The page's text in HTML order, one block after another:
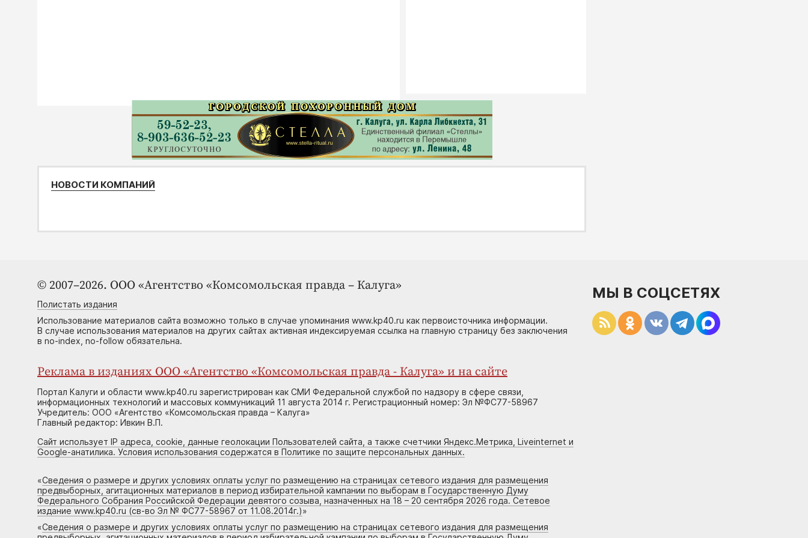
НОВОСТИ КОМПАНИЙ
© 2007–2026. ООО «Агентство «Комсомольская правда – Калуга»
Полистать издания
Использование материалов сайта возможно только в случае упоминания www.kp40.ru как первоисточника информации.
В случае использования материалов на других сайтах активная индексируемая ссылка на главную страницу без заключения
в no-index, no-follow обязательна.
Реклама в изданиях ООО «Агентство «Комсомольская правда - Калуга» и на сайте
Портал Калуги и области www.kp40.ru зарегистрирован как СМИ Федеральной службой по надзору в сфере связи,
информационных технологий и массовых коммуникаций 11 августа 2014 г. Регистрационный номер: Эл №ФС77-58967
Учредитель: ООО «Агентство «Комсомольская правда – Калуга»
Главный редактор: Ивкин В.П.
Сайт использует IP адреса, cookie, данные геолокации Пользователей сайта, а также счетчики Яндекс.Метрика, Liveinternet и
Google-анатилика. Условия использования содержатся в Политике по защите персональных данных.
«Сведения о размере и других условиях оплаты услуг по размещению на страницах сетевого издания для размещения
предвыборных, агитационных материалов в период избирательной кампании по выборам в Государственную Думу
Федерального Собрания Российской Федерации девятого созыва, назначенных на 18 – 20 сентября 2026 года. Сетевое
издание www.kp40.ru (св-во Эл № ФС77-58967 от 11.08.2014г.)»
«Сведения о размере и других условиях оплаты услуг по размещению на страницах сетевого издания для размещения
МЫ В СОЦСЕТЯХ